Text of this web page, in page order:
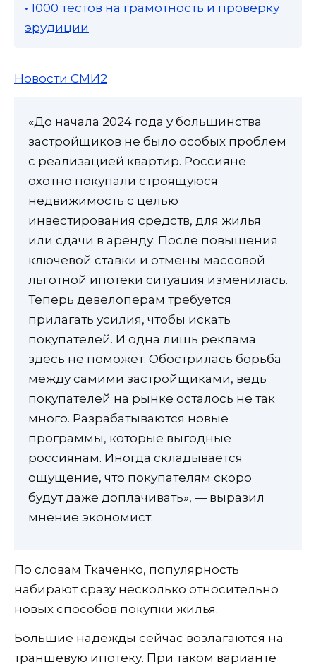
• 1000 тестов на грамотность и проверку
эрудиции
Новости СМИ2
«До начала 2024 года у большинства
застройщиков не было особых проблем
с реализацией квартир. Россияне
охотно покупали строящуюся
недвижимость с целью
инвестирования средств, для жилья
или сдачи в аренду. После повышения
ключевой ставки и отмены массовой
льготной ипотеки ситуация изменилась.
Теперь девелоперам требуется
прилагать усилия, чтобы искать
покупателей. И одна лишь реклама
здесь не поможет. Обострилась борьба
между самими застройщиками, ведь
покупателей на рынке осталось не так
много. Разрабатываются новые
программы, которые выгодные
россиянам. Иногда складывается
ощущение, что покупателям скоро
будут даже доплачивать», — выразил
мнение экономист.
По словам Ткаченко, популярность
набирают сразу несколько относительно
новых способов покупки жилья.
Большие надежды сейчас возлагаются на
траншевую ипотеку. При таком варианте